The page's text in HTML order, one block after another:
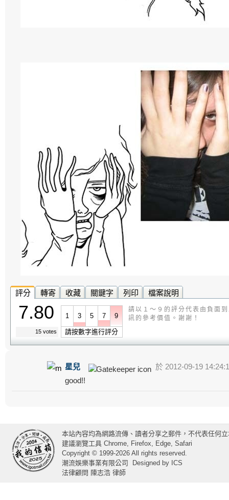
評分 轉寄 收藏 關鍵字 列印 檔案說明
7.80
15 votes
1 3 5 7 9
請按數字進行評分
請以１～９的評分代表由負面
訊的參考價值。謝謝！
星兒
於 2012-09-19
good!!
本站內容均為網路流傳、讀者分享之郵件，不代表任何
建議瀏覽工具 Chrome, Firefox, Edge, Safari
Copyright © 1999-2026 All rights reserved.
潮流娛樂事業有限公司
Designed by ICS
法律顧問 陳志浩 律師